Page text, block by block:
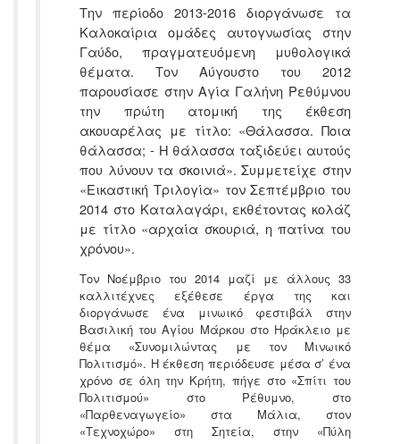
Την περίοδο 2013-2016 διοργάνωσε τα
Καλοκαίρια ομάδες αυτογνωσίας στην
Γαύδο, πραγματευόμενη μυθολογικά
θέματα. Τον Αύγουστο του 2012
παρουσίασε στην Αγία Γαλήνη Ρεθύμνου
την πρώτη ατομική της έκθεση
ακουαρέλας με τίτλο: «Θάλασσα. Ποια
θάλασσα; - Η θάλασσα ταξιδεύει αυτούς
που λύνουν τα σκοινιά». Συμμετείχε στην
«Εικαστική Τριλογία» τον Σεπτέμβριο του
2014 στο Καταλαγάρι, εκθέτοντας κολάζ
με τίτλο «αρχαία σκουριά, η πατίνα του
χρόνου».
Τον Νοέμβριο του 2014 μαζί με άλλους 33
καλλιτέχνες εξέθεσε έργα της και
διοργάνωσε ένα μινωικό φεστιβάλ στην
Βασιλική του Αγίου Μάρκου στο Ηράκλειο με
θέμα «Συνομιλώντας με τον Μινωικό
Πολιτισμό». Η έκθεση περιόδευσε μέσα σ’ ένα
χρόνο σε όλη την Κρήτη, πήγε στο «Σπίτι του
Πολιτισμού» στο Ρέθυμνο, στο
«Παρθεναγωγείο» στα Μάλια, στον
«Τεχνοχώρο» στη Σητεία, στην «Πύλη